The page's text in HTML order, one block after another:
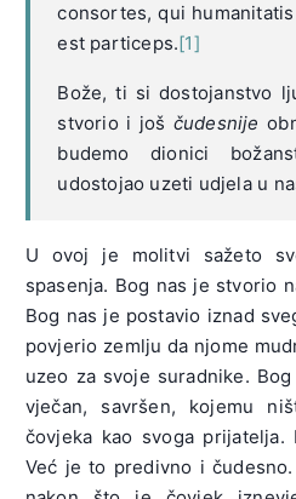
consortes, qui
est particeps.[1]
Bože, ti si dostojanstvo
stvorio i još čudesnije
budemo dionici
udostojao uzeti udjela u
U ovoj je molitvi sažeto
spasenja. Bog nas je stvorio
Bog nas je postavio iznad
povjerio zemlju da njome
uzeo za svoje suradnike.
vječan, savršen, kojemu
čovjeka kao svoga
Već je to predivno i